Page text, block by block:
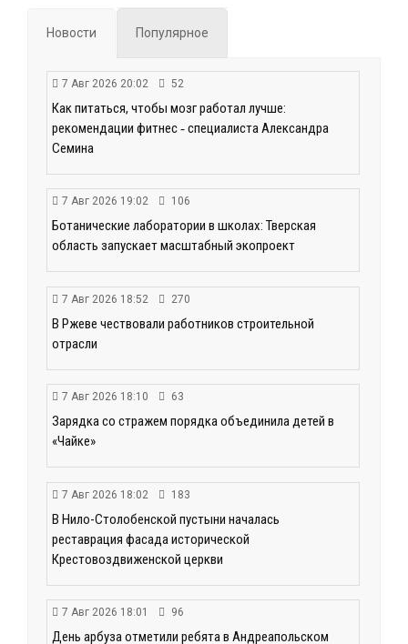
Новости Популярное
7 Авг 2026 20:02 52
Как питаться, чтобы мозг работал лучше:
рекомендации фитнес ‑ специалиста Александра
Семина
7 Авг 2026 19:02 106
Ботанические лаборатории в школах: Тверская
область запускает масштабный экопроект
7 Авг 2026 18:52 270
В Ржеве чествовали работников строительной
отрасли
7 Авг 2026 18:10 63
Зарядка со стражем порядка объединила детей в
«Чайке»
7 Авг 2026 18:02 183
В Нило-Столобенской пустыни началась
реставрация фасада исторической
Крестовоздвиженской церкви
7 Авг 2026 18:01 96
День арбуза отметили ребята в Андреапольском